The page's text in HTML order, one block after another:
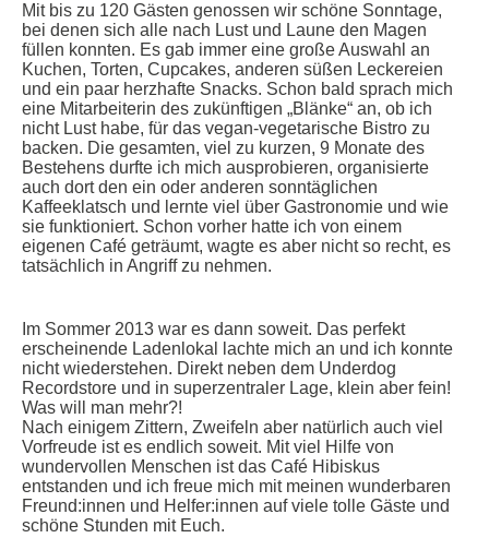
Mit bis zu 120 Gästen genossen wir schöne Sonntage,
bei denen sich alle nach Lust und Laune den Magen
füllen konnten. Es gab immer eine große Auswahl an
Kuchen, Torten, Cupcakes, anderen süßen Leckereien
und ein paar herzhafte Snacks. Schon bald sprach mich
eine Mitarbeiterin des zukünftigen „Blänke“ an, ob ich
nicht Lust habe, für das vegan-vegetarische Bistro zu
backen. Die gesamten, viel zu kurzen, 9 Monate des
Bestehens durfte ich mich ausprobieren, organisierte
auch dort den ein oder anderen sonntäglichen
Kaffeeklatsch und lernte viel über Gastronomie und wie
sie funktioniert. Schon vorher hatte ich von einem
eigenen Café geträumt, wagte es aber nicht so recht, es
tatsächlich in Angriff zu nehmen.
Im Sommer 2013 war es dann soweit. Das perfekt
erscheinende Ladenlokal lachte mich an und ich konnte
nicht wiederstehen. Direkt neben dem Underdog
Recordstore und in superzentraler Lage, klein aber fein!
Was will man mehr?!
Nach einigem Zittern, Zweifeln aber natürlich auch viel
Vorfreude ist es endlich soweit. Mit viel Hilfe von
wundervollen Menschen ist das Café Hibiskus
entstanden und ich freue mich mit meinen wunderbaren
Freund:innen und Helfer:innen auf viele tolle Gäste und
schöne Stunden mit Euch.